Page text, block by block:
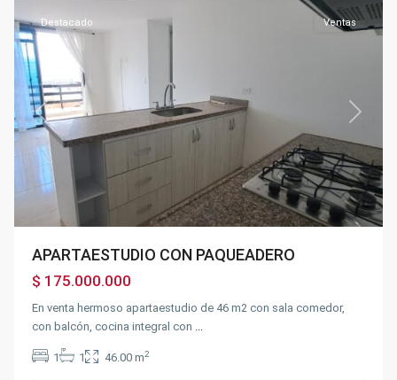
Previous Next
Destacado Ventas
APARTAESTUDIO CON PAQUEADERO
$ 175.000.000
En venta hermoso apartaestudio de 46 m2 con sala comedor,
con balcón, cocina integral con
1 1 46.00 m2
Plana